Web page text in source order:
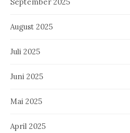
August 2025
Juli 2025
Juni 2025
Mai 2025
April 2025